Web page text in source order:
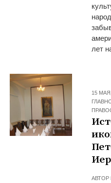
лет
15
АВТОР